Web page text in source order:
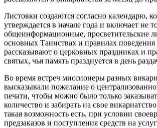
Листовки создаются согласно календарю,
утверждается в начале года и включает не
общеинформационные, просветительские
основных Таинствах и правилах
рассказывают о церковных праздниках и
святых, чья память празднуется в день
Во время встреч миссионеры разных
высказывали пожелание о
печати, чтобы можно было только
количество и забирать на свое
такая возможность есть, при условии
предзаказов и поступления средств на